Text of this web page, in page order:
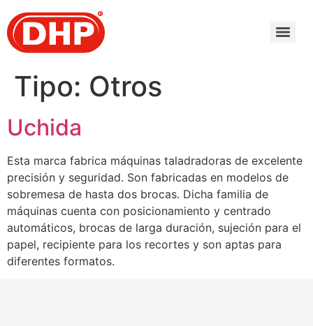
Tipo: Otros
Uchida
Esta marca fabrica máquinas taladradoras de excelente
precisión y seguridad. Son fabricadas en modelos de
sobremesa de hasta dos brocas. Dicha familia de
máquinas cuenta con posicionamiento y centrado
automáticos, brocas de larga duración, sujeción para el
papel, recipiente para los recortes y son aptas para
diferentes formatos.